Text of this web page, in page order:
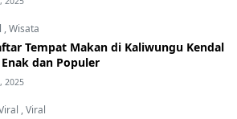
,Wisata
Tempat Makan di Kaliwungu Kendal
dan Populer
2025
,Viral